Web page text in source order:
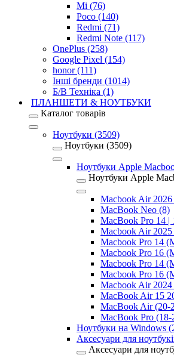
Mi (76)
Poco (140)
Redmi (71)
Redmi Note (117)
OnePlus (258)
Google Pixel (154)
honor (111)
Інші бренди (1014)
Б/В Техніка (1)
ПЛАНШЕТИ & НОУТБУКИ
Каталог товарів
Ноутбуки (3509)
Ноутбуки (3509)
Ноутбуки Apple
Ноутбуки Apple
Macbook Air
MacBook Neo (8)
MacBook Pro 14 |
Macbook Air
Macbook Pro 14
Macbook Pro 16
Macbook Pro 14
Macbook Pro 16
Macbook Air
MacBook Air 15
MacBook Air (20-
MacBook Pro (18-
Ноутбуки на Windows
Аксесуари для
Аксесуари для